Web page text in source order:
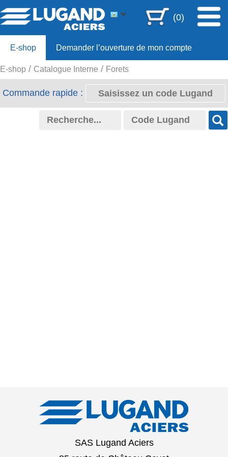
(0)
E-shop Demander l’ouverture de mon compte
Offre 80ans
E-shop Catalogue Interne Forets
Commande rapide :
SAS Lugand Aciers